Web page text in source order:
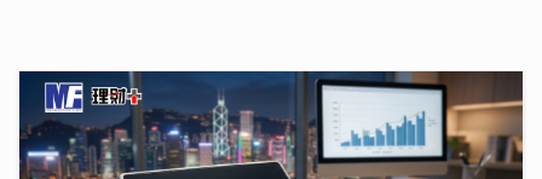
市銷率，幫你計平貴